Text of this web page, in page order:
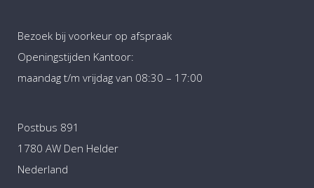
Bezoek bij voorkeur op afspraak
Openingstijden Kantoor:
maandag t/m vrijdag van 08:30 – 17:00
Postbus 891
1780 AW Den Helder
Nederland